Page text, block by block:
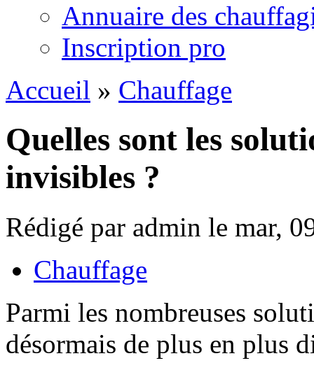
Annuaire des
Inscription pro
Accueil » Chauffage
Quelles sont les
invisibles ?
Rédigé par admin le mar,
Chauffage
Parmi les nombreuses
désormais de plus en plus